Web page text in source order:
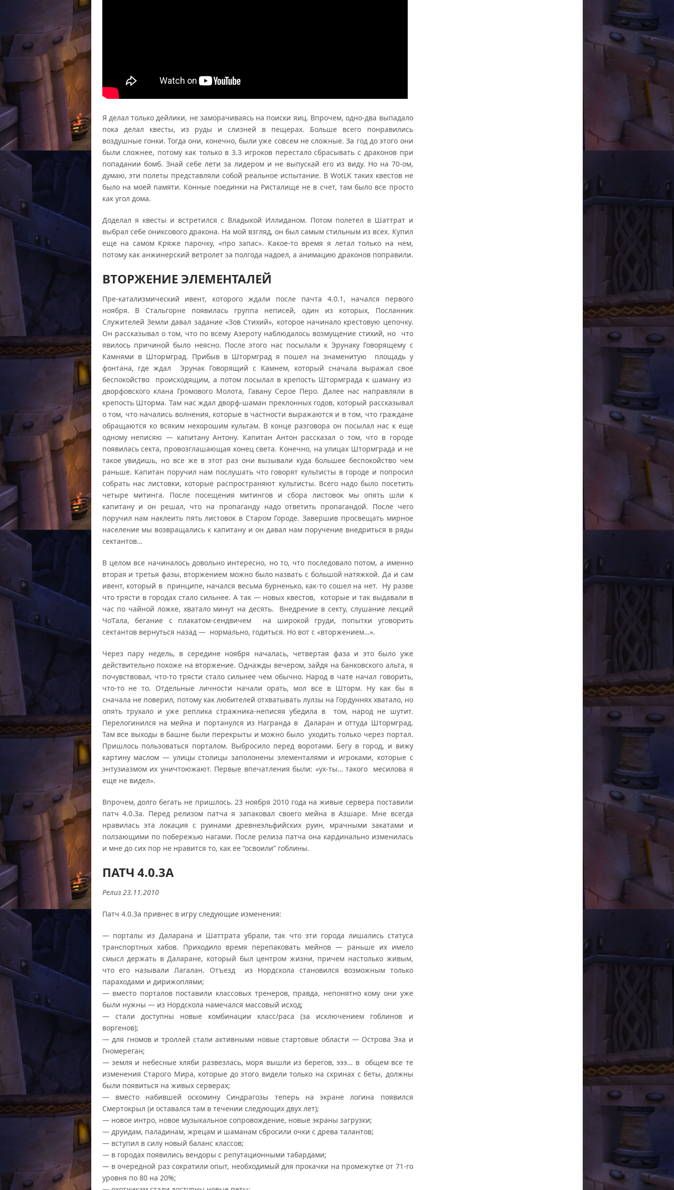
Я делал только дейлики, не заморачиваясь на поиски яиц. Впрочем, одно-два выпадало
пока делал квесты, из руды и слизней в пещерах. Больше всего понравились
воздушные гонки. Тогда они, конечно, были уже совсем не сложные. За год до этого они
были сложнее, потому как только в 3.3 игроков перестало сбрасывать с драконов при
попадании бомб. Знай себе лети за лидером и не выпускай его из виду. Но на 70-ом,
думаю, эти полеты представляли собой реальное испытание. В WotLK таких квестов не
было на моей памяти. Конные поединки на Ристалище не в счет, там было все просто
как угол дома.
Доделал я квесты и встретился с Владыкой Иллиданом. Потом полетел в Шаттрат и
выбрал себе ониксового дракона. На мой взгляд, он был самым стильным из всех. Купил
еще на самом Кряже парочку, «про запас». Какое-то время я летал только на нем,
потому как анжинерский ветролет за полгода надоел, а анимацию драконов поправили.
ВТОРЖЕНИЕ ЭЛЕМЕНТАЛЕЙ
Пре-катализмический ивент, которого ждали после пачта 4.0.1, начался первого
ноября. В Стальгорне появилась группа неписей, один из которых, Посланник
Служителей Земли давал задание «Зов Стихий», которое начинало крестовую цепочку.
Он рассказывал о том, что по всему Азероту наблюдалось возмущение стихий, но что
явилось причиной было неясно. После этого нас посылали к Эрунаку Говорящему с
Камнями в Штормград. Прибыв в Штормград я пошел на знаменитую площадь у
фонтана, где ждал Эрунак Говорящий с Камнем, который сначала выражал свое
беспокойство происходящим, а потом посылал в крепость Штормграда к шаману из
дворфовского клана Громового Молота, Гавану Серое Перо. Далее нас направляли в
крепость Шторма. Там нас ждал дворф-шаман преклонных годов, который рассказывал
о том, что начались волнения, которые в частности выражаются и в том, что граждане
обращаются ко всяким нехорошим культам. В конце разговора он посылал нас к еще
одному неписяю — капитану Антону. Капитан Антон рассказал о том, что в городе
появилась секта, провозглашающая конец света. Конечно, на улицах Штормграда и не
такое увидишь, но все же в этот раз они вызывали куда большее беспокойство чем
раньше. Капитан поручил нам послушать что говорят культисты в городе и попросил
собрать нас листовки, которые распространяют культисты. Всего надо было посетить
четыре митинга. После посещения митингов и сбора листовок мы опять шли к
капитану и он решал, что на пропаганду надо ответить пропагандой. После чего
поручил нам наклеить пять листовок в Старом Городе. Завершив просвещать мирное
население мы возвращались к капитану и он давал нам поручение внедриться в ряды
сектантов…
В целом все начиналось довольно интересно, но то, что последовало потом, а именно
вторая и третья фазы, вторжением можно было назвать с большой натяжкой. Да и сам
ивент, который в принципе, начался весьма бурненько, как-то сошел на нет. Ну разве
что трясти в городах стало сильнее. А так — новых квестов, которые и так выдавали в
час по чайной ложке, хватало минут на десять. Внедрение в секту, слушание лекций
Чо’Гала, бегание с плакатом-сендвичем на широкой груди, попытки уговорить
сектантов вернуться назад — нормально, годиться. Но вот с «вторжением…».
Через пару недель, в середине ноября началась, четвертая фаза и это было уже
действительно похоже на вторжение. Однажды вечером, зайдя на банковского альта, я
почувствовал, что-то трясти стало сильнее чем обычно. Народ в чате начал говорить,
что-то не то. Отдельные личности начали орать, мол все в Шторм. Ну как бы я
сначала не поверил, потому как любителей отхватывать лулзы на Гордуннях хватало, но
опять трухало и уже реплика стражника-неписяя убедила в том, народ не шутит.
Перелогинился на мейна и портанулся из Награнда в Даларан и оттуда Штормград.
Там все выходы в башне были перекрыты и можно было уходить только через портал.
Пришлось пользоваться порталом. Выбросило перед воротами. Бегу в город, и вижу
картину маслом — улицы столицы заполонены элементалями и игроками, которые с
энтузиазмом их уничтоюжают. Первые впечатления были: «ух-ты… такого месилова я
еще не видел».
Впрочем, долго бегать не пришлось. 23 ноября 2010 года на живые сервера поставили
патч 4.0.3а. Перед релизом патча я запаковал своего мейна в Азшаре. Мне всегда
нравилась эта локация с руинами древнеэльфийских руин, мрачными закатами и
ползающими по побережью нагами. После релиза патча она кардинально изменилась
и мне до сих пор не нравится то, как ее “освоили” гоблины.
ПАТЧ 4.0.3А
Релиз 23.11.2010
Патч 4.0.3а привнес в игру следующие изменения:
— порталы из Даларана и Шаттрата убрали, так что эти города лишались статуса
транспортных хабов. Приходило время перепаковать мейнов — раньше их имело
смысл держать в Даларане, который был центром жизни, причем настолько живым,
что его называли Лагалан. Отъезд из Нордскола становился возможным только
параходами и дирижоплями;
— вместо порталов поставили классовых тренеров, правда, непонятно кому они уже
были нужны — из Нордскола намечался массовый исход;
— стали доступны новые комбинации класс/раса (за исключением гоблинов и
воргенов);
— для гномов и троллей стали активными новые стартовые области — Острова Эха и
Гномереган;
— земля и небесные хляби развезлась, моря вышли из берегов, эээ… в общем все те
изменения Старого Мира, которые до этого видели только на скринах с беты, должны
были появиться на живых серверах;
— вместо набившей оскомину Синдрагозы теперь на экране логина появился
Смертокрыл (и оставался там в течении следующих двух лет);
— новое интро, новое музыкальное сопровождение, новые экраны загрузки;
— друидам, паладинам, жрецам и шаманам сбросили очки с древа талантов;
— вступил в силу новый баланс классов;
— в городах появились вендоры с репутационными табардами;
— в очередной раз сократили опыт, необходимый для прокачки на промежутке от 71-го
уровня по 80 на 20%;